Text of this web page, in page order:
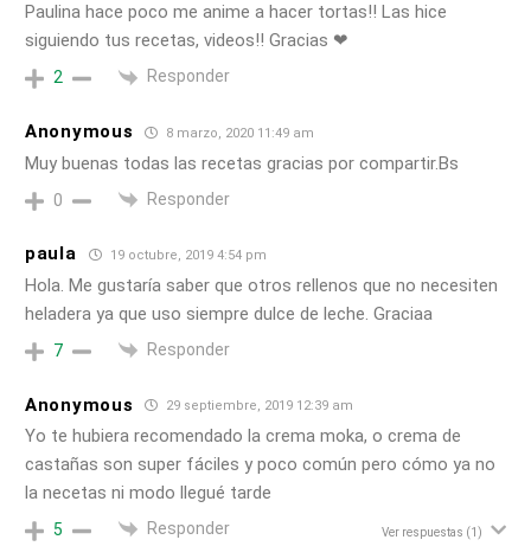
Paulina hace poco me anime a hacer tortas!! Las hice
siguiendo tus recetas, videos!! Gracias ❤
2 Responder
Anonymous 8 marzo, 2020 11:49 am
Muy buenas todas las recetas gracias por compartir.Bs
0 Responder
paula 19 octubre, 2019 4:54 pm
Hola. Me gustaría saber que otros rellenos que no necesiten
heladera ya que uso siempre dulce de leche. Graciaa
7 Responder
Anonymous 29 septiembre, 2019 12:39 am
Yo te hubiera recomendado la crema moka, o crema de
castañas son super fáciles y poco común pero cómo ya no
la necetas ni modo llegué tarde
5 Responder Ver respuestas (1)